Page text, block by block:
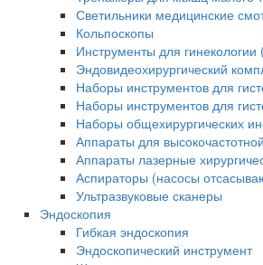
Светильники медицинские
Кольпоскопы
Инструменты для
Эндовидеохирургический
Наборы инструментов для
Наборы инструментов для
Наборы общехирургических
Аппараты для
Аппараты лазерные
Аспираторы (насосы
Ультразвуковые сканеры
Эндоскопия
Гибкая эндоскопия
Эндоскопический инструмент